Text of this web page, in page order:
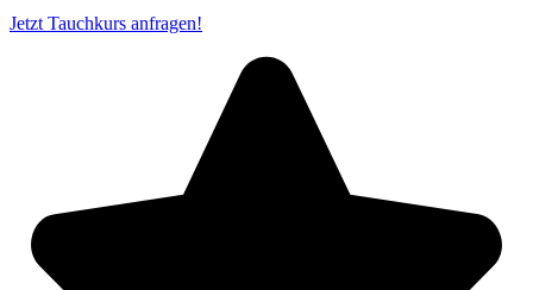
Jetzt Tauchkurs anfragen!